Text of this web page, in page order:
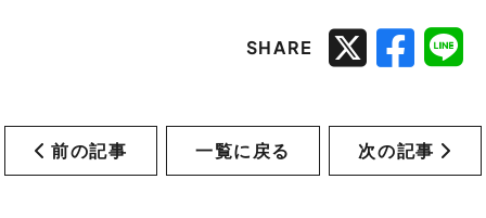
SHARE
前の記事 一覧に戻る 次の記事